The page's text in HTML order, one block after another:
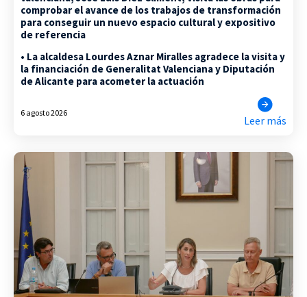
comprobar el avance de los trabajos de transformación
para conseguir un nuevo espacio cultural y expositivo
de referencia
• La alcaldesa Lourdes Aznar Miralles agradece la visita y
la financiación de Generalitat Valenciana y Diputación
de Alicante para acometer la actuación
6 agosto 2026
Leer más